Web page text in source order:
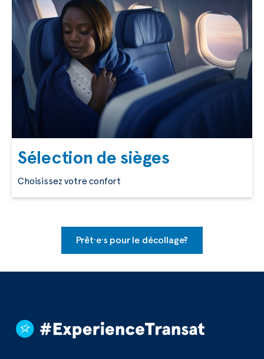
Sélection de sièges
Choisissez votre confort
Prêt·e·s pour le décollage?